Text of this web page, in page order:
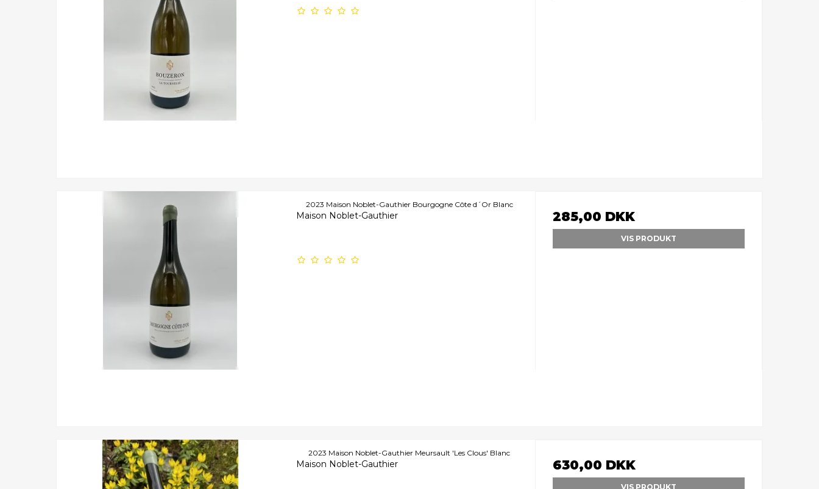
2023 Maison Noblet-Gauthier Bourgogne Côte d´Or Blanc
Maison Noblet-Gauthier 285,00 DKK
VIS PRODUKT
2023 Maison Noblet-Gauthier Meursault 'Les Clous' Blanc
Maison Noblet-Gauthier 630,00 DKK
VIS PRODUKT